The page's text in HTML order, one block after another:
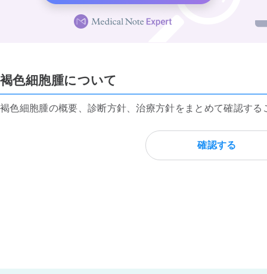
褐色細胞腫について
褐色細胞腫の概要、診断方針、治療方針をまとめて確認する
確認する